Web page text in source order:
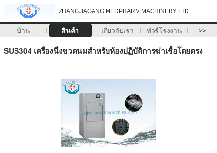
ZHANGJIAGANG MEDPHARM MACHINERY LTD.
บ้าน สินค้า เกี่ยวกับเรา ทัวร์โรงงาน >>
SUS304 เครื่องนึ่งขวดนมสำหรับห้องปฏิบัติการฆ่าเชื้อโดยตรง